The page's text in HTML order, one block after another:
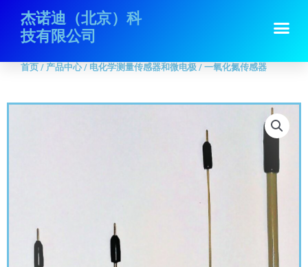
杰诺迪（北京）科
技有限公司
首页/产品中心 电化学测量传感器和微电极
首页 / 产品中心/ 电化学测量传感器和微电极 / 一氧化氮传感器